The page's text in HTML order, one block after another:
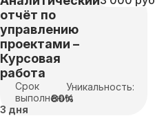
отчёт по
управлению
проектами –
Курсовая
работа
Срок
выполнения
3 дня
Уникальность:
80%